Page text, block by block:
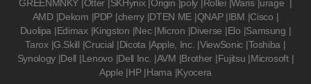
GREENMNKY |Otter |SKHynix |Origin |poly |Rollei |Waris |urage |
AMD |Dekom |PDP |cherry |DTEN ME |QNAP |IBM |Cisco |
Duolipa |Edimax |Kingston |Nec |Micron |Diverse |Elo |Samsung |
Tarox |G.Skill |Crucial |Dicota |Apple, Inc. |ViewSonic |Toshiba |
Synology |Dell |Lenovo |Dell Inc. |AVM |Brother |Fujitsu |Microsoft |
Apple |HP |Hama |Kyocera